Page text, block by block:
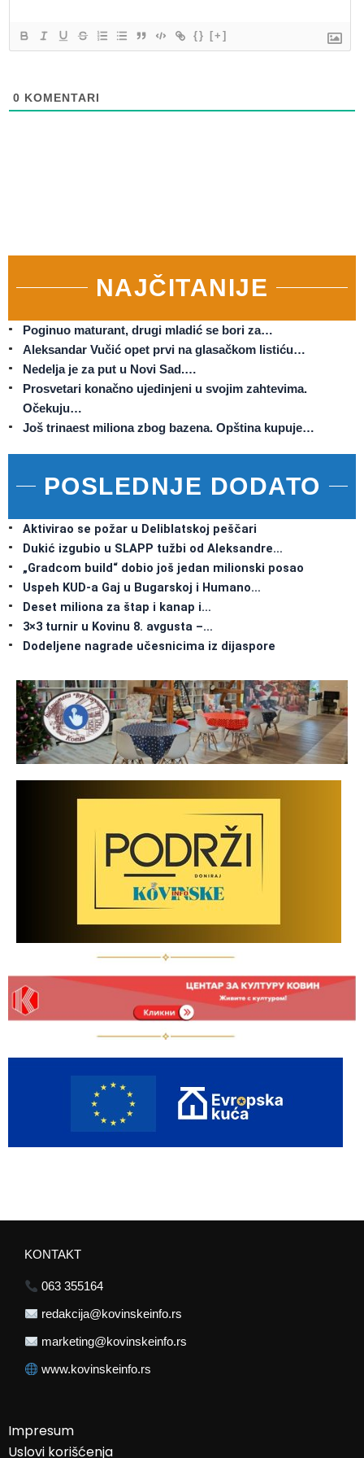
{} [+]
0 KOMENTARI
NAJČITANIJE
Poginuo maturant, drugi mladić se bori za…
Aleksandar Vučić opet prvi na glasačkom listiću…
Nedelja je za put u Novi Sad.…
Prosvetari konačno ujedinjeni u svojim zahtevima.
Očekuju…
Još trinaest miliona zbog bazena. Opština kupuje…
POSLEDNJE DODATO
Aktivirao se požar u Deliblatskoj peščari
Dukić izgubio u SLAPP tužbi od Aleksandre…
„Gradcom build“ dobio još jedan milionski posao
Uspeh KUD-a Gaj u Bugarskoj i Humano…
Deset miliona za štap i kanap i…
3×3 turnir u Kovinu 8. avgusta –…
Dodeljene nagrade učesnicima iz dijaspore
KONTAKT
063 355164
redakcija@kovinskeinfo.rs
marketing@kovinskeinfo.rs
www.kovinskeinfo.rs
Impresum
Uslovi korišćenja